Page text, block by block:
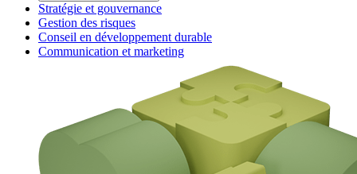
Stratégie et gouvernance
Gestion des risques
Conseil en développement durable
Communication et marketing